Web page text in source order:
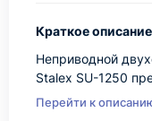
Краткое описание
Неприводной
Stalex SU-1250
Перейти к